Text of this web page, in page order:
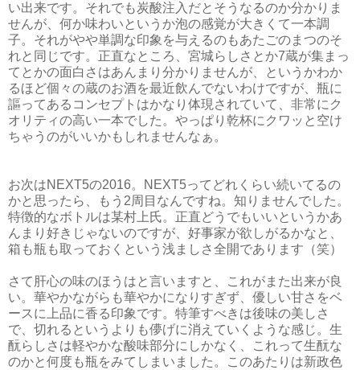
い出来です。それでも炭酸注入だとそうなるのか分かりま
せんが、何か味わいというか泡の感覚が大きくて一本調
子。それがやや単調な印象を与えるのもあたごのまつのそ
れと同じです。正直なところ、宮城らしさとか7蔵が集まっ
てとかの面白さはあんまり分かりませんが、というかわか
るほど個々の蔵のお酒を最近飲んでないわけですが、瓶に
謳ってあるコンセプトはかなり体現されていて、非常にク
オリティの高い一本でした。やっぱり乾杯にクワッと空け
ちゃうのがいいかもしれませんなぁ。
お次はNEXT5の2016。NEXT5ってどれくらい続いてるの
かと思ったら、もう2周目なんですね。知りませんでした。
特徴的なボトルは某村上氏。正直どうでもいいというかあ
んまり好きじゃないのですが、好事家が欲しがるかなと、
箱も瓶も取っておくという浅ましさ全開であります（笑）
さて肝心の味のほうはと言いますと、これがまた出来が良
い。華やかながらも華やかになりすぎず、優しい甘さをベ
ースに上品に香る印象です。特筆すべきは後味の美しさ
で、切れるというよりも儚げに消えていくような感じ。生
酛らしさは軽やかな酸味部分にしかなく、これって生酛な
のかと何度も瓶をみてしまいました。このあたりは新政色